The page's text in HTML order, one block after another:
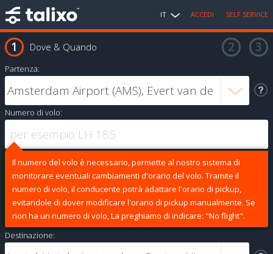
IT ACCEDI SELF SERVICE
Dove & Quando
Partenza:
Numero di volo:
Il numero del volo è necessario, permette al nostro sistema di
monitorare eventuali cambiamenti d'orario del volo. Tramite il
numero di volo, il conducente potrà adattare l'orario di pickup,
evitandole di dover modificare l'orario di pickup manualmente. Se
non ha un numero di volo, La preghiamo di indicare: "No flight".
Destinazione: